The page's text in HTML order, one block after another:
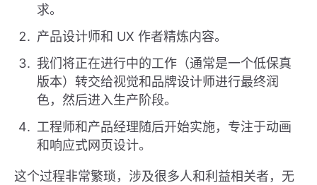
求。
产品设计师和 UX 作者精炼内容。
我们将正在进行中的工作（通常是一个低保真
版本）转交给视觉和品牌设计师进行最终润
色，然后进入生产阶段。
工程师和产品经理随后开始实施，专注于动画
和响应式网页设计。
这个过程非常繁琐，涉及很多人和利益相关者，无